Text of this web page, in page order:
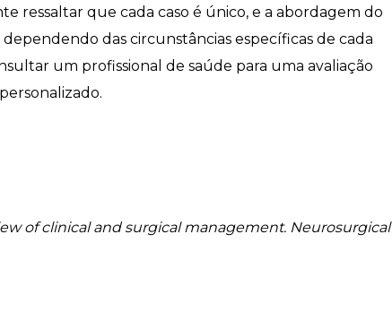
ressaltar que cada caso é único, e a abordagem do
das circunstâncias específicas de cada
um profissional de saúde para uma avaliação
of clinical and surgical management. Neurosurgical